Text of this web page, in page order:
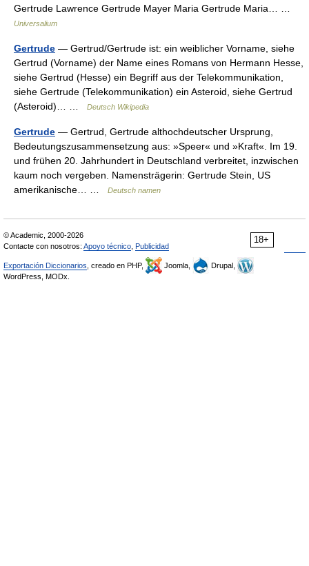
Gertrude Lawrence Gertrude Mayer Maria Gertrude Maria… …
Universalium
Gertrude — Gertrud/Gertrude ist: ein weiblicher Vorname, siehe
Gertrud (Vorname) der Name eines Romans von Hermann Hesse,
siehe Gertrud (Hesse) ein Begriff aus der Telekommunikation,
siehe Gertrude (Telekommunikation) ein Asteroid, siehe Gertrud
(Asteroid)… …
Deutsch Wikipedia
Gertrude — Gertrud, Gertrude althochdeutscher Ursprung,
Bedeutungszusammensetzung aus: »Speer« und »Kraft«. Im 19.
und frühen 20. Jahrhundert in Deutschland verbreitet, inzwischen
kaum noch vergeben. Namensträgerin: Gertrude Stein, US
amerikanische… …
Deutsch namen
18+
© Academic, 2000-2026
Contacte con nosotros: Apoyo técnico Publicidad
Exportación Diccionarios , creado en PHP, Joomla,
Drupal,
WordPress, MODx.